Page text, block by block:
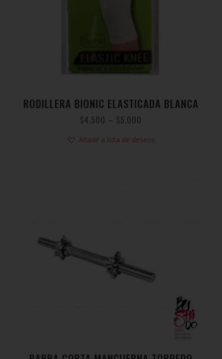
RODILLERA BIONIC ELASTICADA BLANCA
$4.500 – $5.000
Añadir a lista de deseos